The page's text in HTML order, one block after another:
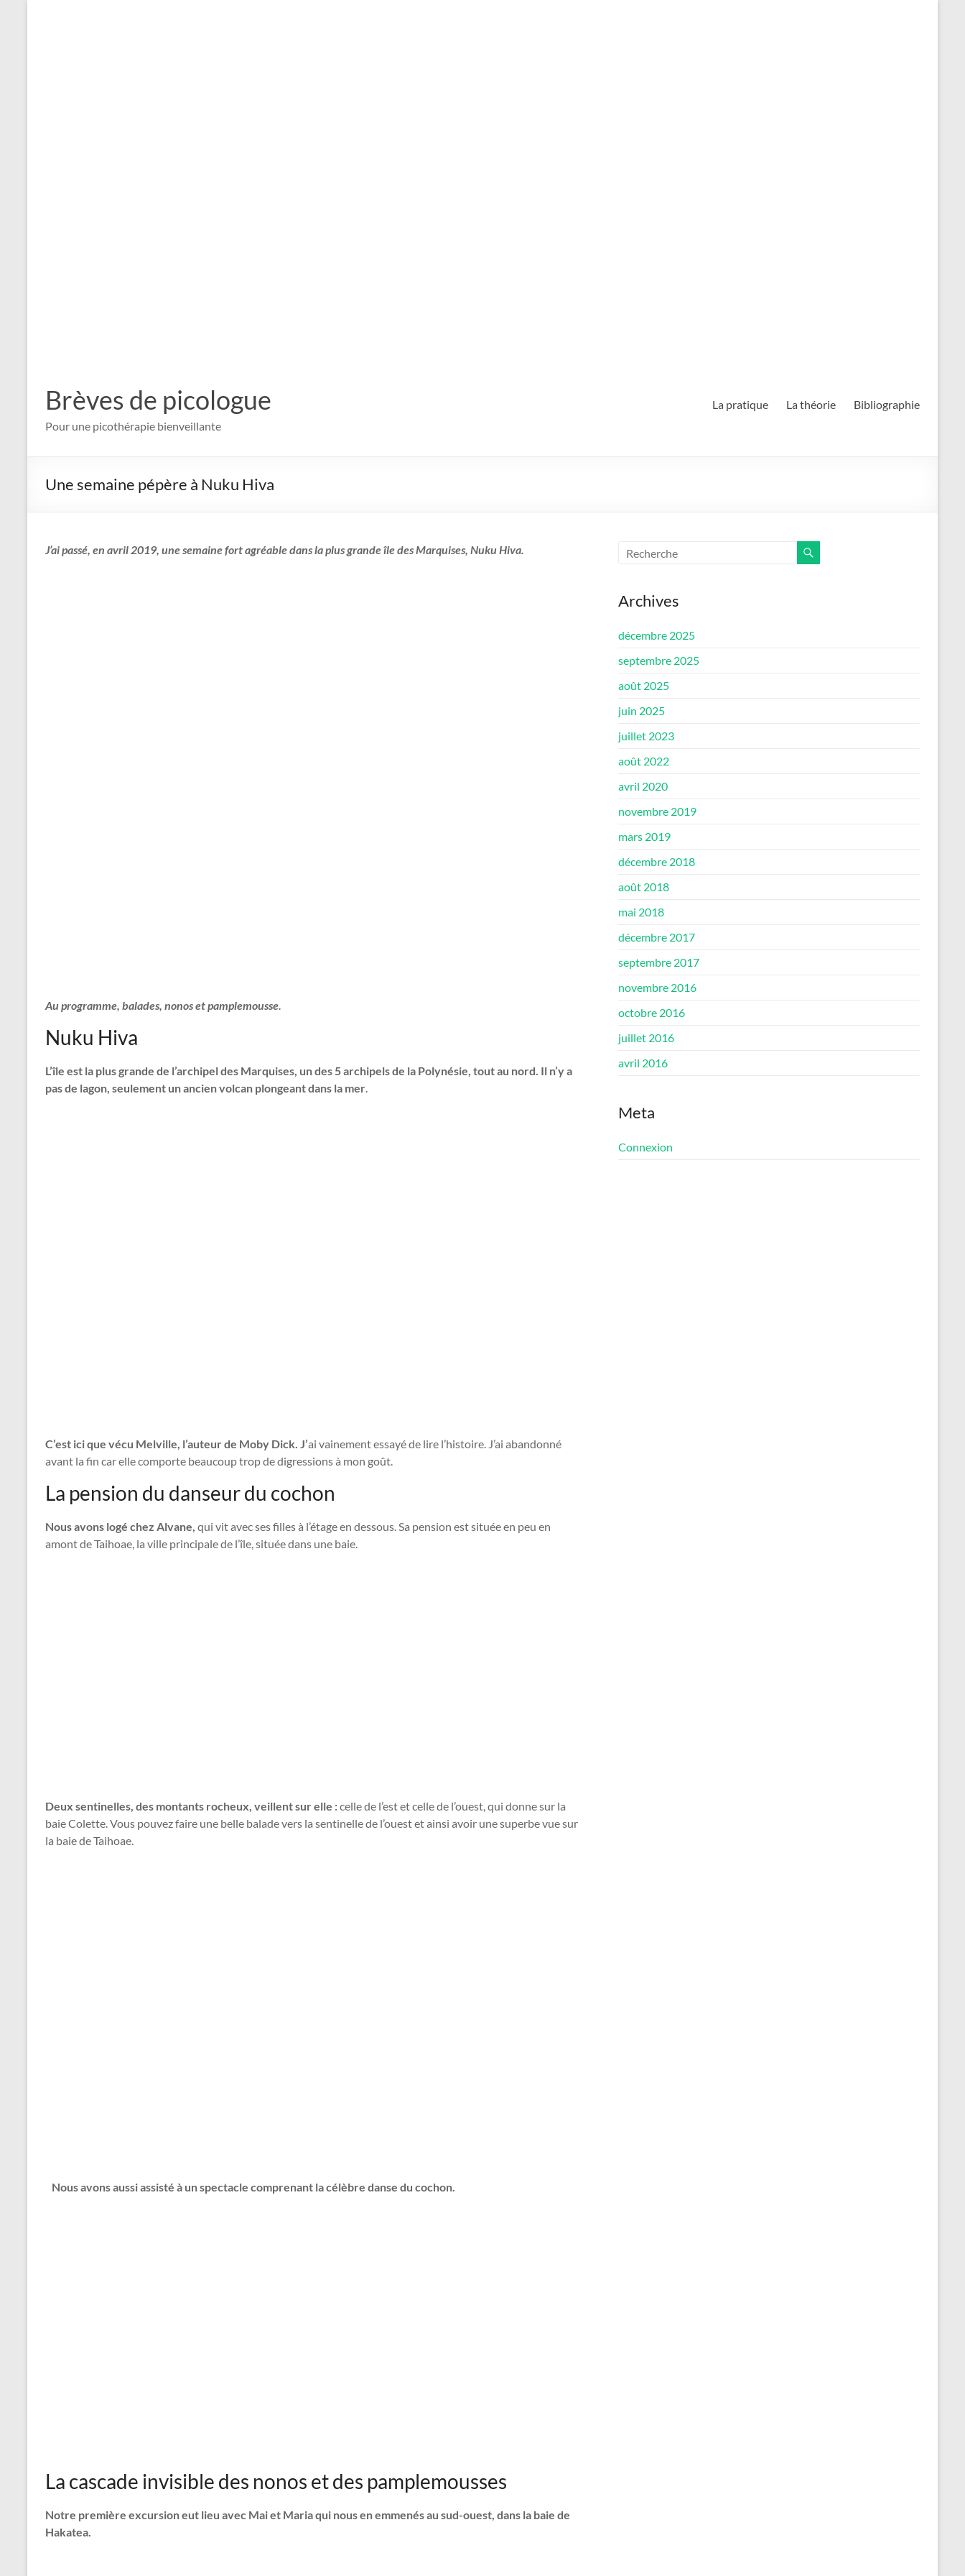
Brèves de picologue
Pour une picothérapie bienveillante
La pratique La théorie Bibliographie
Une semaine pépère à Nuku Hiva
J’ai passé, en avril 2019, une semaine fort agréable dans la plus grande île des Marquises, Nuku Hiva.
Au programme, balades, nonos et pamplemousse.
Nuku Hiva
L’île est la plus grande de l’archipel des Marquises, un des 5 archipels de la Polynésie, tout au nord. Il n’y a
pas de lagon, seulement un ancien volcan plongeant dans la mer.
C’est ici que vécu Melville, l’auteur de Moby Dick. J’ai vainement essayé de lire l’histoire. J’ai abandonné
avant la fin car elle comporte beaucoup trop de digressions à mon goût.
La pension du danseur du cochon
Nous avons logé chez Alvane, qui vit avec ses filles à l’étage en dessous. Sa pension est située en peu en
amont de Taihoae, la ville principale de l’île, située dans une baie.
Deux sentinelles, des montants rocheux, veillent sur elle :celle de l’est et celle de l’ouest, qui donne sur la
baie Colette. Vous pouvez faire une belle balade vers la sentinelle de l’ouest et ainsi avoir une superbe vue sur
la baie de Taihoae.
Nous avons aussi assisté à un spectacle comprenant la célèbre danse du cochon.
La cascade invisible des nonos et des pamplemousses
Notre première excursion eut lieu avec Mai et Maria qui nous en emmenés au sud-ouest, dans la baie de
Hakatea.
Archives
décembre 2025
septembre 2025
août 2025
juin 2025
juillet 2023
août 2022
avril 2020
novembre 2019
mars 2019
décembre 2018
août 2018
mai 2018
décembre 2017
septembre 2017
novembre 2016
octobre 2016
juillet 2016
avril 2016
Meta
Connexion